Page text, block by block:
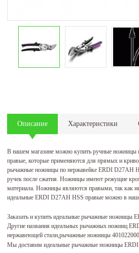
Описание Характеристики
В нашем магазине можно купить ручные ножницы
правые, которые применяются для прямых и
рычажные ножницы по нержавейке ERDI D27AH
ручек после сжатия. Ножницы имеют режущие
материала. Ножницы являются правыми, так как
идеальные ERDI D27AH HSS правые можно в
Заказать и купить идеальные рычажные
Другие названия идеальных рычажных ножниц
нержавеющей стали,рычажные ножницы
Мы доставим идеальные рычажные ножницы